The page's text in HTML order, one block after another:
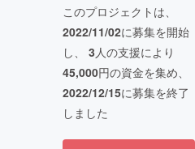
このプロジェクトは、
2022/11/02に募集を開始
し、 3人の支援により
45,000円の資金を集め、
2022/12/15に募集を終了
しました